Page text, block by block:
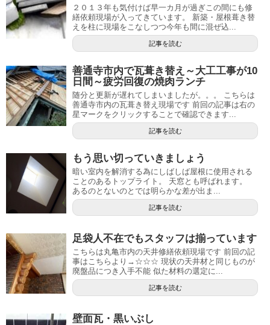
２０１３年も気付けば早一カ月が過ぎこの間にも修
繕依頼現場が入ってきています。 新築・屋根葺き替
えを柱に現場をこなしつつ今年も間に混ぜ込...
記事を読む
善通寺市内で瓦葺き替え～大工工事が10
日間～疲労回復の焼肉ランチ
随分と更新が遅れてしまいましたが。。。 こちらは
善通寺市内の瓦葺き替え現場です 前回の記事は右の
星マークをクリックすることで確認できます...
記事を読む
もう思い切っていきましょう
暗い室内を解消する為にしばしば屋根に使用される
ことのあるトップライト。 天窓とも呼ばれます。
あるのとないのとでは明らかな差が出ま...
記事を読む
足袋人不在でもスタッフは揃っています
こちらは丸亀市内の天井修繕依頼現場です 前回の記
事はこちらより→☆☆☆ 現状の天井材と同じものが
廃盤品につき入手不能 似た材料の選定に...
記事を読む
壁面瓦・黒いぶし